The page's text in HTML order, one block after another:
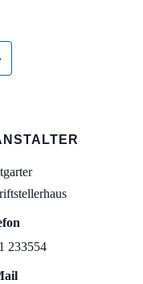
233554